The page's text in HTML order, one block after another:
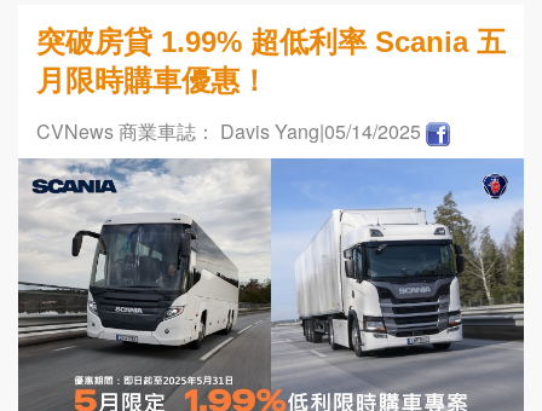
突破房貸 1.99% 超低利率 Scania 五
月限時購車優惠！
CVNews 商業車誌： Davis Yang|05/14/2025